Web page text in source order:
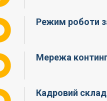
Режим роботи
Мережа
Кадровий склад